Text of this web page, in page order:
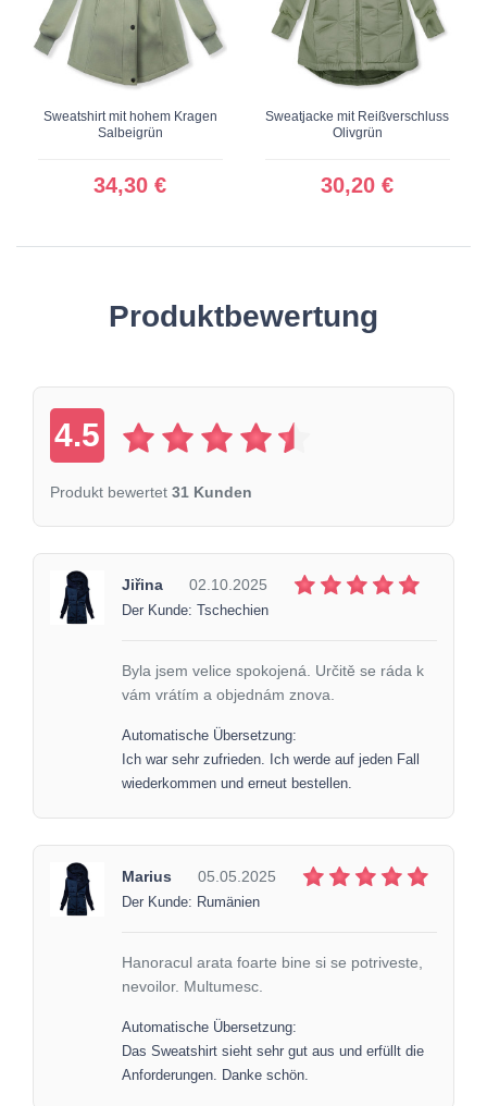
Sweatshirt mit hohem Kragen
Salbeigrün
34,30 €
Sweatjacke mit Reißverschluss
Olivgrün
30,20 €
Produktbewertung
4.5
Produkt bewertet 31 Kunden
Jiřina 02.10.2025
Der Kunde: Tschechien
Byla jsem velice spokojená. Určitě se ráda k
vám vrátím a objednám znova.
Automatische Übersetzung:
Ich war sehr zufrieden. Ich werde auf jeden Fall
wiederkommen und erneut bestellen.
Marius 05.05.2025
Der Kunde: Rumänien
Hanoracul arata foarte bine si se potriveste,
nevoilor. Multumesc.
Automatische Übersetzung:
Das Sweatshirt sieht sehr gut aus und erfüllt die
Anforderungen. Danke schön.